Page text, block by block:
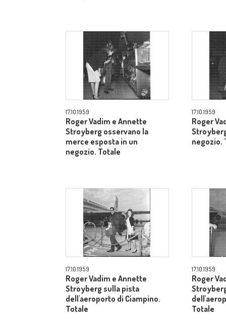
17.10.1959
Roger Vadim e Annette
Stroyberg osservano la
merce esposta in un
negozio. Totale
17.10.1959
Roger
negozio.
17.10.1959
Roger Vadim e Annette
Stroyberg sulla pista
dell'aeroporto di Ciampino.
Totale
17.10.1959
Roger
Totale